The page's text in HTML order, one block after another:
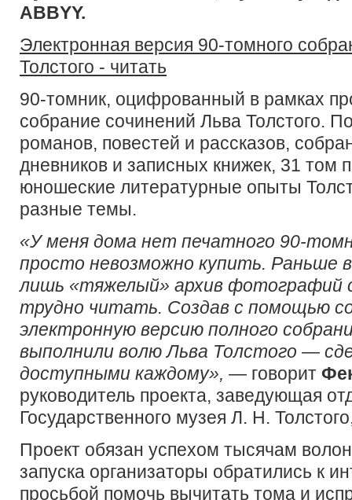
ABBYY.
Электронная версия 90-томного
Толстого - читать
90-томник, оцифрованный в рамках
собрание сочинений Льва Толстого.
романов, повестей и рассказов,
дневников и записных книжек, 31 том
юношеские литературные опыты
разные темы.
«У меня дома нет печатного 90-
просто невозможно купить. Раньше
лишь «тяжелый» архив фотографий
трудно читать. Создав с помощью
электронную версию полного
выполнили волю Льва Толстого —
доступными каждому», — говорит
руководитель проекта, заведующая
Государственного музея Л. Н.
Проект обязан успехом тысячам
запуска организаторы обратились к
просьбой помочь вычитать тома и